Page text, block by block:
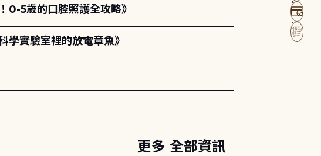
0-5歲的口腔照護全攻略》
學實驗室裡的放電章魚》
更多 全部資訊